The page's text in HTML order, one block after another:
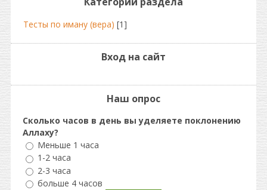
Тесты по иману (вера) [1]
Вход на сайт
Наш опрос
Сколько часов в день вы уделяете поклонению
Аллаху?
Меньше 1 часа
1-2 часа
2-3 часа
больше 4 часов